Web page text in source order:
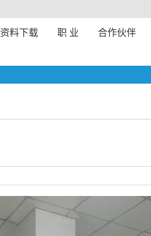
资料下载 职 业 合作伙伴